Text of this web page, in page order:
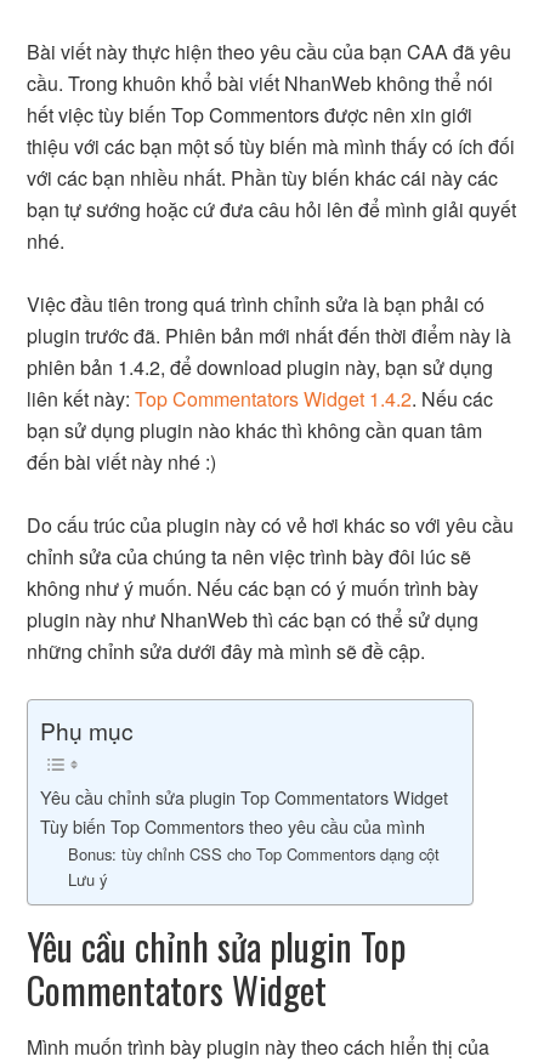
Bài viết này thực hiện theo yêu cầu của bạn CAA đã yêu
cầu. Trong khuôn khổ bài viết NhanWeb không thể nói
hết việc tùy biến Top Commentors được nên xin giới
thiệu với các bạn một số tùy biến mà mình thấy có ích đối
với các bạn nhiều nhất. Phần tùy biến khác cái này các
bạn tự sướng hoặc cứ đưa câu hỏi lên để mình giải quyết
nhé.
Việc đầu tiên trong quá trình chỉnh sửa là bạn phải có
plugin trước đã. Phiên bản mới nhất đến thời điểm này là
phiên bản 1.4.2, để download plugin này, bạn sử dụng
liên kết này:Top Commentators Widget 1.4.2. Nếu các
bạn sử dụng plugin nào khác thì không cần quan tâm
đến bài viết này nhé :)
Do cấu trúc của plugin này có vẻ hơi khác so với yêu cầu
chỉnh sửa của chúng ta nên việc trình bày đôi lúc sẽ
không như ý muốn. Nếu các bạn có ý muốn trình bày
plugin này như NhanWeb thì các bạn có thể sử dụng
những chỉnh sửa dưới đây mà mình sẽ đề cập.
Phụ mục
Yêu cầu chỉnh sửa plugin Top Commentators Widget
Tùy biến Top Commentors theo yêu cầu của mình
Bonus: tùy chỉnh CSS cho Top Commentors dạng cột
Lưu ý
Yêu cầu chỉnh sửa plugin Top
Commentators Widget
Mình muốn trình bày plugin này theo cách hiển thị của